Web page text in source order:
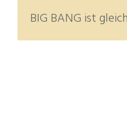
BIG BANG ist